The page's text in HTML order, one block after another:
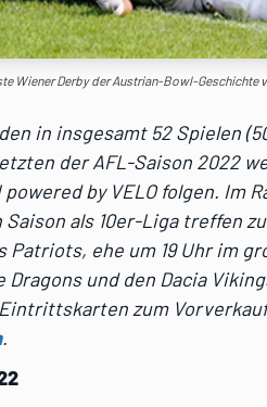
Wiener Derby der Austrian-Bowl-
in insgesamt 52 Spielen
der AFL-Saison 2022
by VELO folgen. Im
als 10er-Liga treffen
Patriots, ehe um 19 Uhr im
Dragons und den Dacia
zum
.